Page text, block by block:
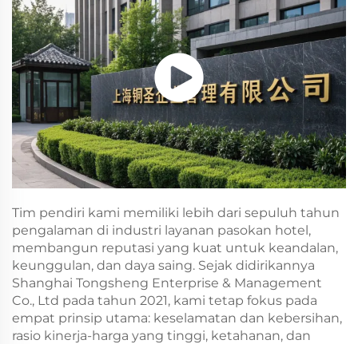
Tim pendiri kami memiliki lebih dari sepuluh tahun
pengalaman di industri layanan pasokan hotel,
membangun reputasi yang kuat untuk keandalan,
keunggulan, dan daya saing. Sejak didirikannya
Shanghai Tongsheng Enterprise & Management
Co., Ltd pada tahun 2021, kami tetap fokus pada
empat prinsip utama: keselamatan dan kebersihan,
rasio kinerja-harga yang tinggi, ketahanan, dan